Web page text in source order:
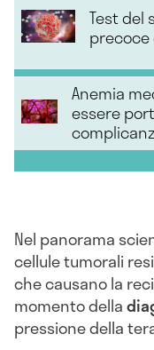
Test del
Anemia
essere
Nel panorama
cellule tumorali
che causano la
momento della
pressione della